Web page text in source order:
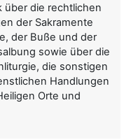
über die rechtlichen
der Sakramente
der Buße und der
sowie über die
die sonstigen
Handlungen
Orte und